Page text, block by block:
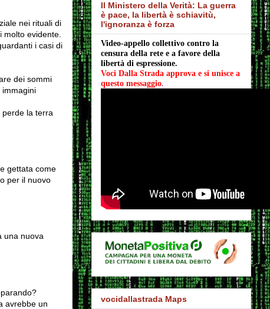
nei rituali di
molto evidente.
i casi di
dei sommi
perde la terra
gettata come
per il nuovo
una nuova
avrebbe un
Il Ministero della Verità: La guerra
è pace, la libertà è schiavitù,
l'ignoranza è forza
Video-appello collettivo contro la
censura della rete e a favore della
libertà di espressione.
Voci Dalla Strada approva e si unisce a
questo messaggio.
vocidallastrada Maps